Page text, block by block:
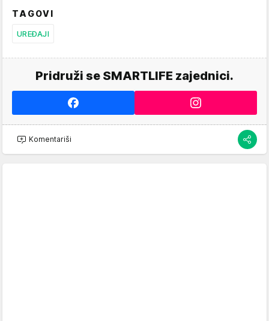
TAGOVI
UREĐAJI
Pridruži se SMARTLIFE zajednici.
Komentariši